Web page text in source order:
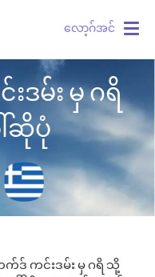
လော့ဂ်အင်
မ်း မှ ဂရိ
ဆိုပုံ
ဒ် ကင်းဒမ်း မှ ဂရိ သို့